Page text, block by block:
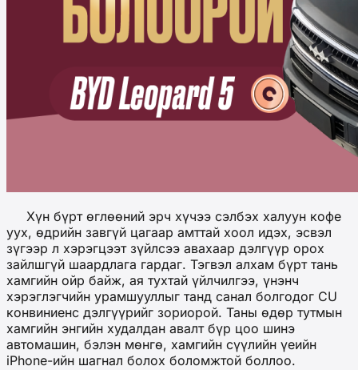
Хүн бүрт өглөөний эрч хүчээ сэлбэх халуун кофе
уух, өдрийн завгүй цагаар амттай хоол идэх, эсвэл
зүгээр л хэрэгцээт зүйлсээ авахаар дэлгүүр орох
зайлшгүй шаардлага гардаг. Тэгвэл алхам бүрт тань
хамгийн ойр байж, ая тухтай үйлчилгээ, үнэнч
хэрэглэгчийн урамшууллыг танд санал болгодог CU
конвиниенс дэлгүүрийг зориорой. Таны өдөр тутмын
хамгийн энгийн худалдан авалт бүр цоо шинэ
автомашин, бэлэн мөнгө, хамгийн сүүлийн үеийн
iPhone-ийн шагнал болох боломжтой боллоо.